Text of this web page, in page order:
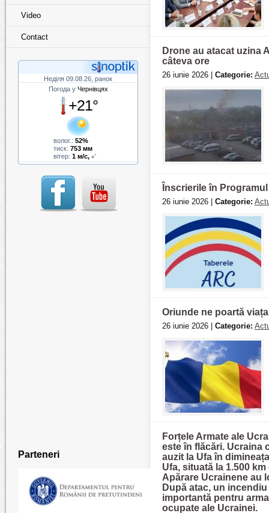
Video
Contact
Неділя 09.08.26, ранок
Погода у Чернівцях
+21°
волог.: 52%
тиск: 753 мм
вітер: 1 м/с,
Parteneri
Drone au atacat uzina
câteva ore
26 iunie 2026 | Categorie:
Înscrierile în
26 iunie 2026 | Categorie:
Oriunde ne poartă
26 iunie 2026 | Categorie:
Forțele Armate ale
este în flăcări. Ucraina
auzit la Ufa în
Ufa, situată la 1.500
Apărare Ucrainene au
După atac, un
importantă pentru
ocupate ale Ucrainei.